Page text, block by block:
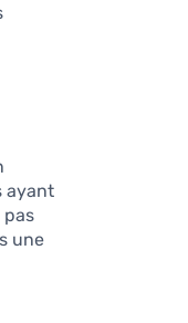
ayant
pas
une